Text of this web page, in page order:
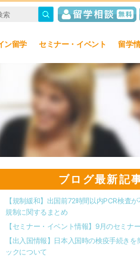
ン留学 セミナー・イベント 留学
ブログ最新記
【規制緩和】出国前72時間以内PCR検査
規制に関するまとめ
【セミナー・イベント情報】9月のセミナ
【出入国情報】日本入国時の検疫手続き
ックについて